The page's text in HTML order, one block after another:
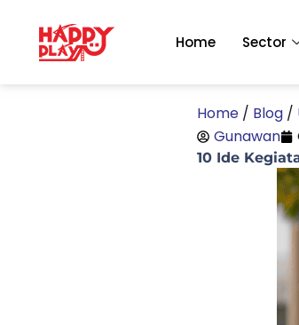
content
Home Sector
Home / Blog /
Gunawan
10 Ide